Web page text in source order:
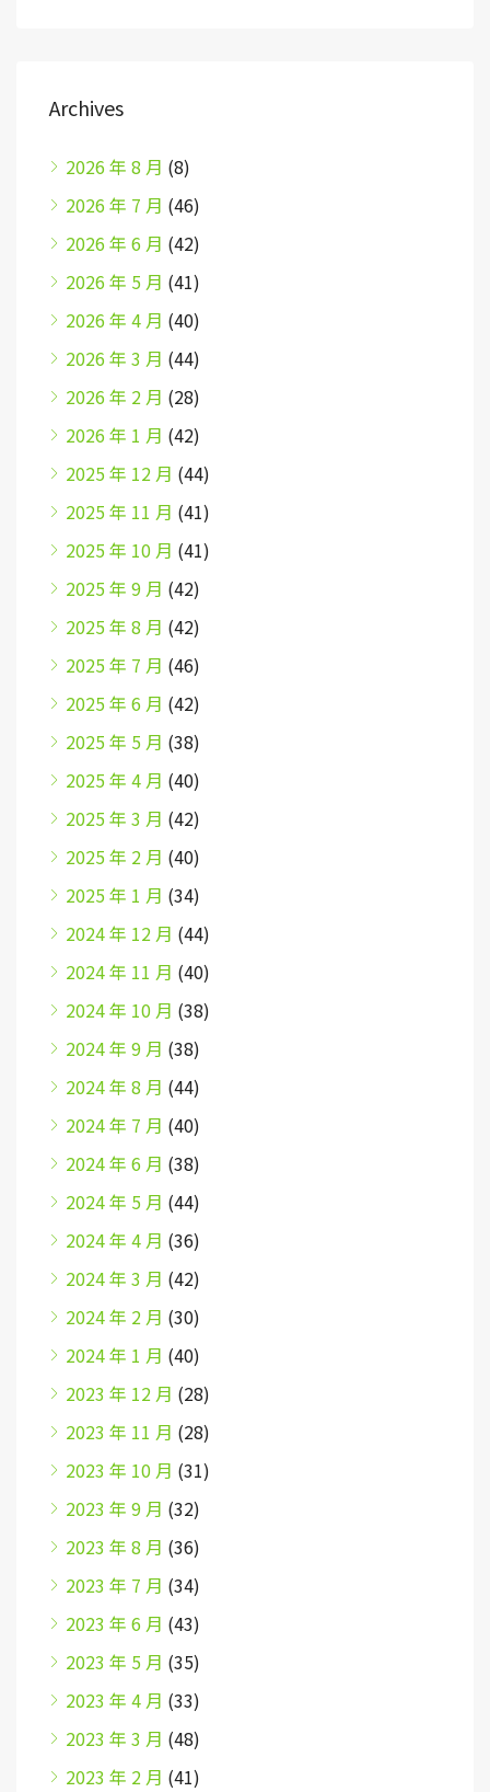
Archives
2026 年 8 月 (8)
2026 年 7 月 (46)
2026 年 6 月 (42)
2026 年 5 月 (41)
2026 年 4 月 (40)
2026 年 3 月 (44)
2026 年 2 月 (28)
2026 年 1 月 (42)
2025 年 12 月 (44)
2025 年 11 月 (41)
2025 年 10 月 (41)
2025 年 9 月 (42)
2025 年 8 月 (42)
2025 年 7 月 (46)
2025 年 6 月 (42)
2025 年 5 月 (38)
2025 年 4 月 (40)
2025 年 3 月 (42)
2025 年 2 月 (40)
2025 年 1 月 (34)
2024 年 12 月 (44)
2024 年 11 月 (40)
2024 年 10 月 (38)
2024 年 9 月 (38)
2024 年 8 月 (44)
2024 年 7 月 (40)
2024 年 6 月 (38)
2024 年 5 月 (44)
2024 年 4 月 (36)
2024 年 3 月 (42)
2024 年 2 月 (30)
2024 年 1 月 (40)
2023 年 12 月 (28)
2023 年 11 月 (28)
2023 年 10 月 (31)
2023 年 9 月 (32)
2023 年 8 月 (36)
2023 年 7 月 (34)
2023 年 6 月 (43)
2023 年 5 月 (35)
2023 年 4 月 (33)
2023 年 3 月 (48)
2023 年 2 月 (41)